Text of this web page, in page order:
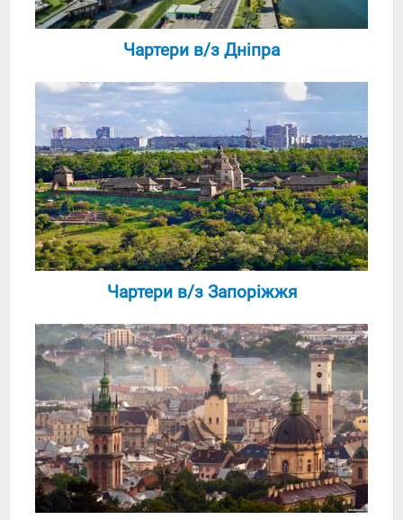
Чартери в/з Дніпра
Чартери в/з Запоріжжя